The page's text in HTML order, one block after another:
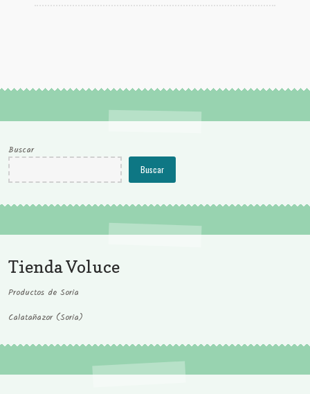
Buscar
Buscar
Tienda Voluce
Productos de Soria
Calatañazor (Soria)